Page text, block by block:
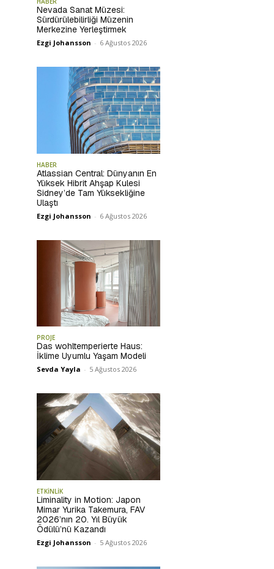
Nevada Sanat Müzesi:
Sürdürülebilirliği Müzenin
Merkezine Yerleştirmek
Ezgi Johansson - 6 Ağustos 2026
HABER
Atlassian Central: Dünyanın En
Yüksek Hibrit Ahşap Kulesi
Sidney’de Tam Yüksekliğine
Ulaştı
Ezgi Johansson - 6 Ağustos 2026
PROJE
Das wohltemperierte Haus:
İklime Uyumlu Yaşam Modeli
Sevda Yayla - 5 Ağustos 2026
ETKİNLİK
Liminality in Motion: Japon
Mimar Yurika Takemura, FAV
2026’nın 20. Yıl Büyük
Ödülü’nü Kazandı
Ezgi Johansson - 5 Ağustos 2026